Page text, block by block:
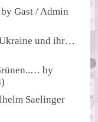
byGast / Admin
Ukraine und ihr…
by
Saelinger